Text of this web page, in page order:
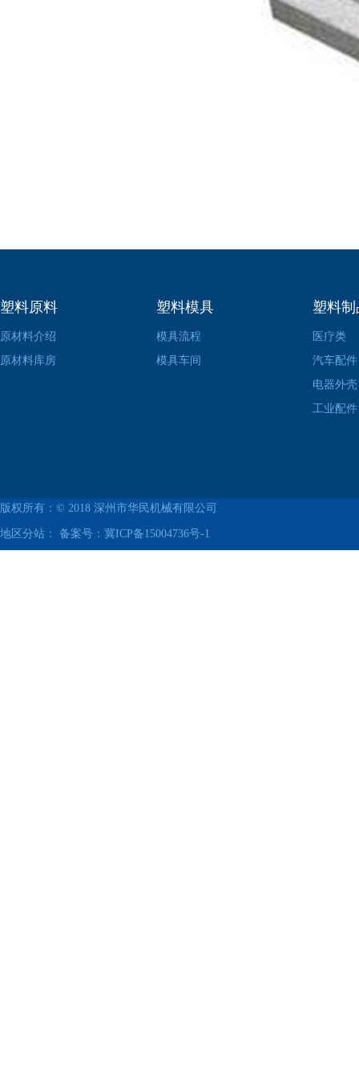
塑料原料
原材料介绍
原材料库房
塑料模具
模具流程
模具车间
塑料制
医疗类
汽车配件
电器外壳
工业配件
版权所有：© 2018 深州市华民机械有限公司
地区分站： 备案号： 冀ICP备15004736号-1